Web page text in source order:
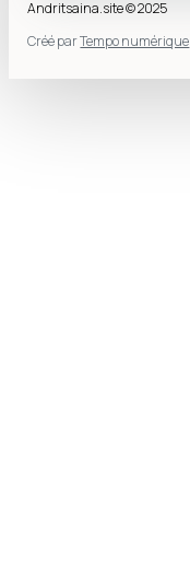
Andritsaina.site © 2025
Créé parTempo numérique